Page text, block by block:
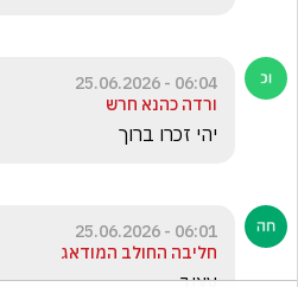
06:04 - 25.06.2026
ורדה כהנא חרש
יהי זכרו ברוך
06:01 - 25.06.2026
חליבה החולב המודאג
עצוב